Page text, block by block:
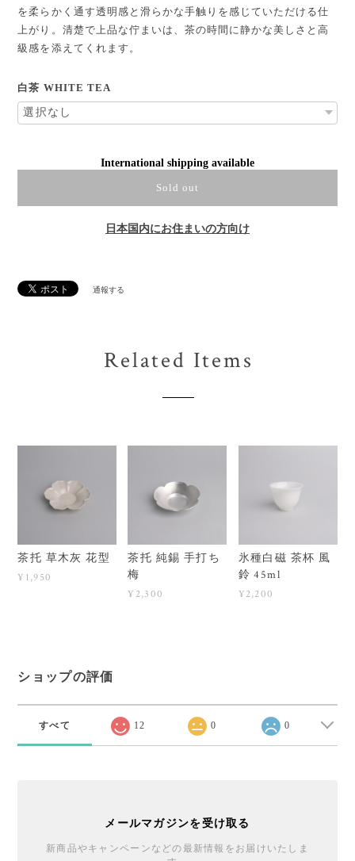
を柔らかく通す透明感と滑らかな手触りを感じていただける仕
上がり。清楚で上品な佇まいは、茶の時間に静かな美しさと高
級感を添えてくれます。
白茶 WHITE TEA
International shipping available
Sold out
日本国内にお住まいの方向け
通報する
Related Items
茶托 草木灰 花型
¥1,950
茶托 純錫 手打ち
梅
¥2,300
氷種白磁 茶杯 風
鈴 45ml
¥2,200
ショップの評価
すべて 12 0 0
メールマガジンを受け取る
新商品やキャンペーンなどの最新情報をお届けいたしま